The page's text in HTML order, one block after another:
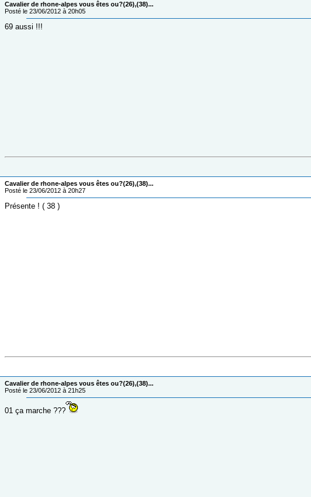
Cavalier de rhone-alpes vous êtes ou?(26),(38)...
Posté le 23/06/2012 à 20h05
69 aussi !!!
Cavalier de rhone-alpes vous êtes ou?(26),(38)...
Posté le 23/06/2012 à 20h27
Présente ! ( 38 )
Cavalier de rhone-alpes vous êtes ou?(26),(38)...
Posté le 23/06/2012 à 21h25
01 ça marche ???